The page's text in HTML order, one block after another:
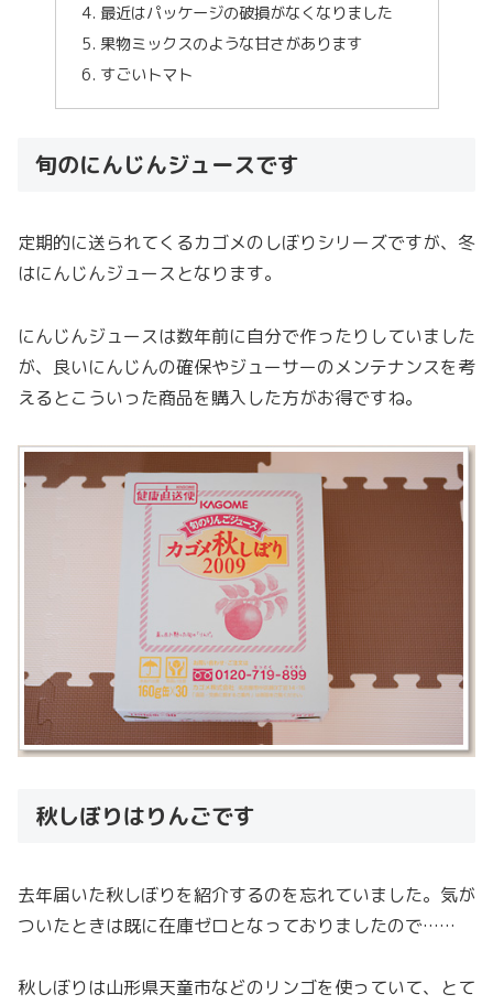
最近はパッケージの破損がなくなりました
果物ミックスのような甘さがあります
すごいトマト
旬のにんじんジュースです
定期的に送られてくるカゴメのしぼりシリーズですが、冬
はにんじんジュースとなります。
にんじんジュースは数年前に自分で作ったりしていました
が、良いにんじんの確保やジューサーのメンテナンスを考
えるとこういった商品を購入した方がお得ですね。
秋しぼりはりんごです
去年届いた秋しぼりを紹介するのを忘れていました。気が
ついたときは既に在庫ゼロとなっておりましたので……
秋しぼりは山形県天童市などのリンゴを使っていて、とて